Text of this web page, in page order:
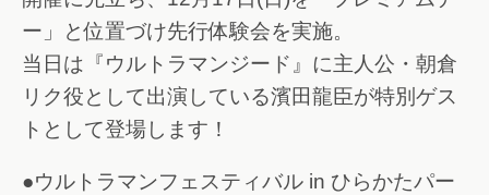
ー」と位置づけ先行体験会を実施。
当日は『ウルトラマンジード』に主人公・朝倉
リク役として出演している濱田龍臣が特別ゲス
トとして登場します！
●ウルトラマンフェスティバル in ひらかたパー